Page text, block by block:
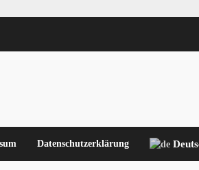
Datenschutzerklärung